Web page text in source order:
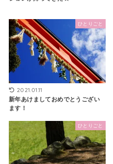
ひとりごと
2021.01.11
新年あけましておめでとうござい
ます！
ひとりごと